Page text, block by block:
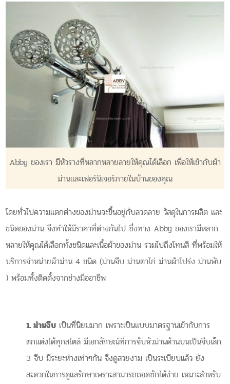
Abby ของเรา มีหัวรางที่หลากหลายลายให้คุณได้เลือก เพื่อให้เข้ากับผ้า
ม่านและเฟอร์นิเจอร์ภายในบ้านของคุณ
โดยทั่วไปความแตกต่างของม่านจะขึ้นอยู่กับลวดลาย วัสดุในการผลิต และ
ชนิดของม่าน จึงทำให้มีราคาที่ต่างกันไป ซึ่งทาง Abby ของเรามีหลาก
หลายให้คุณได้เลือกทั้งชนิดและเนื้อผ้าของม่าน รวมไปถึงโทนสี ที่พร้อมให้
บริการจำหน่ายผ้าม่าน 4 ชนิด (ม่านจีบ ม่านตาไก่ ม่านผ้าโปร่ง ม่านพับ
) พร้อมทั้งติดตั้งจากช่างมืออาชีพ
1. ม่านจีบ เป็นที่นิยมมาก เพราะเป็นแบบมาตรฐานเข้ากับการ
ตกแต่งได้ทุกสไตล์ มีเอกลักษณ์ที่การจับหัวม่านด้านบนเป็นจีบเล็ก
3 จีบ มีระยะห่างเท่าๆกัน จึงดูสวยงาม เป็นระเบียบแล้ว ยัง
สะดวกในการดูแลรักษาเพราะสามารถถอดซักได้ง่าย เหมาะสำหรับ